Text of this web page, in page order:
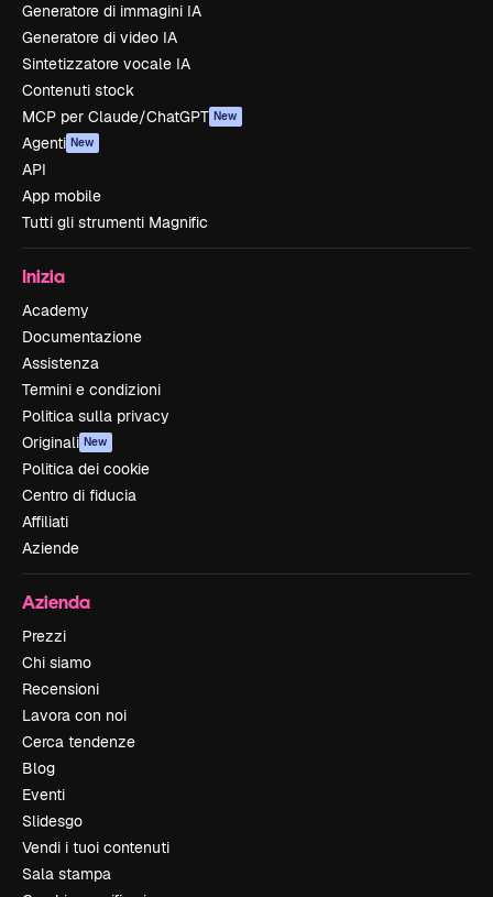
Generatore di immagini IA
Generatore di video IA
Sintetizzatore vocale IA
Contenuti stock
MCP per Claude/ChatGPT New
Agenti New
API
App mobile
Tutti gli strumenti Magnific
Inizia
Academy
Documentazione
Assistenza
Termini e condizioni
Politica sulla privacy
Originali New
Politica dei cookie
Centro di fiducia
Affiliati
Aziende
Azienda
Prezzi
Chi siamo
Recensioni
Lavora con noi
Cerca tendenze
Blog
Eventi
Slidesgo
Vendi i tuoi contenuti
Sala stampa